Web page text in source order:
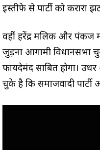
इस्तीफे से पार्टी को करारा
वहीं हरेंद्र मलिक और पंकज
जुड़ना आगामी विधानसभा
फायदेमंद साबित होगा।
चुके है कि समाजवादी